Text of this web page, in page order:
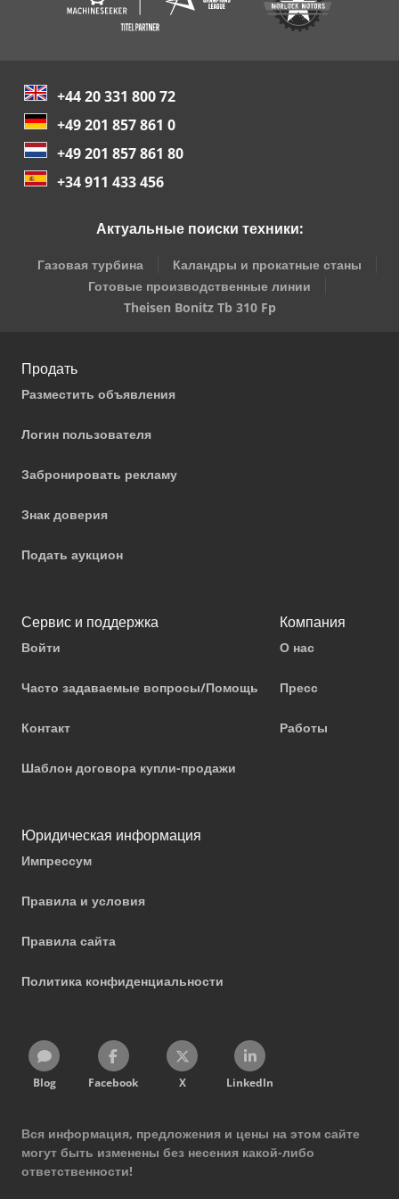
+44 20 331 800 72
+49 201 857 861 0
+49 201 857 861 80
+34 911 433 456
Актуальные поиски техники:
Газовая турбина
Каландры и прокатные станы
Готовые производственные линии
Theisen Bonitz Tb 310 Fp
Продать
Разместить объявления
Логин пользователя
Забронировать рекламу
Знак доверия
Подать аукцион
Сервис и поддержка
Войти
Часто задаваемые вопросы/Помощь
Контакт
Шаблон договора купли-продажи
Компания
О нас
Пресс
Работы
Юридическая информация
Импрессум
Правила и условия
Правила сайта
Политика конфиденциальности
Blog Facebook X LinkedIn
Вся информация, предложения и цены на этом сайте
могут быть изменены без несения какой-либо
ответственности!